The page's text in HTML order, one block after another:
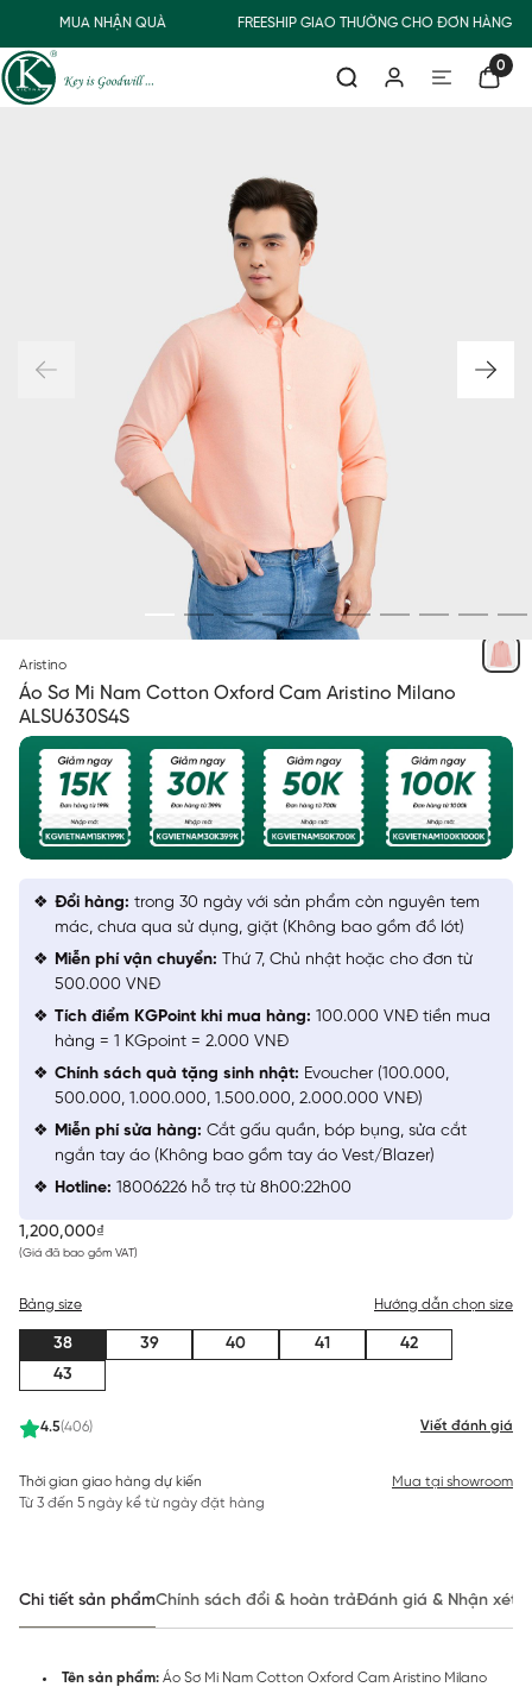
MUA NHẬN QUÀ FREESHIP GIAO THƯỜNG CHO ĐƠN HÀNG
0
Aristino
Áo Sơ Mi Nam Cotton Oxford Cam Aristino Milano
ALSU630S4S
1,200,000₫
(Giá đã bao gồm VAT)
4.5(406) Viết đánh giá
Bảng size Hướng dẫn chọn size
38 39 40 41
42
43
Thời gian giao hàng dự kiến
Từ 3 đến 5 ngày kể từ ngày đặt hàng
Mua tại showroom
Đổi hàng: trong 30 ngày với sản phẩm còn nguyên tem
mác, chưa qua sử dụng, giặt (Không bao gồm đồ lót)
Miễn phí vận chuyển: Thứ 7, Chủ nhật hoặc cho đơn từ
500.000 VNĐ
Tích điểm KGPoint khi mua hàng: 100.000 VNĐ tiền mua
hàng = 1 KGpoint = 2.000 VNĐ
Chính sách quà tặng sinh nhật: Evoucher (100.000,
500.000, 1.000.000, 1.500.000, 2.000.000 VNĐ)
Miễn phí sửa hàng: Cắt gấu quần, bóp bụng, sửa cắt
ngắn tay áo (Không bao gồm tay áo Vest/Blazer)
Hotline: 18006226 hỗ trợ từ 8h00:22h00
Chi tiết sản phẩmChính sách đổi & hoàn trảĐánh giá & Nhận xét
Tên sản phẩm: Áo Sơ Mi Nam Cotton Oxford Cam Aristino Milano